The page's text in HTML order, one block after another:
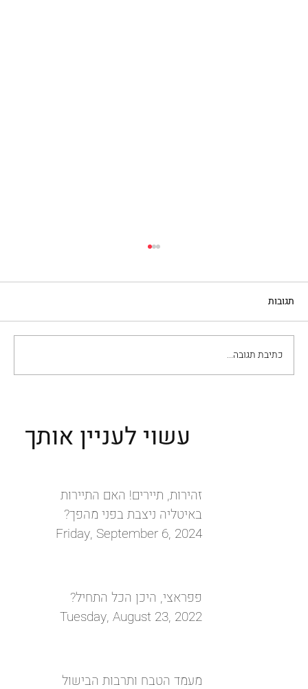
שמסתתרת מעבר לה
תגובות
כתיבת תגובה...
זהירות, תיירים! האם התיירות
באיטליה ניצבת בפני מהפך?
Friday, September 6, 2024
פפראצי, היכן הכל התחיל?
Tuesday, August 23, 2022
מעמד הטבח ותרבות הבישול
עשוי לעניין אותך